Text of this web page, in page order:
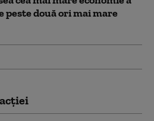
peste două ori mai mare